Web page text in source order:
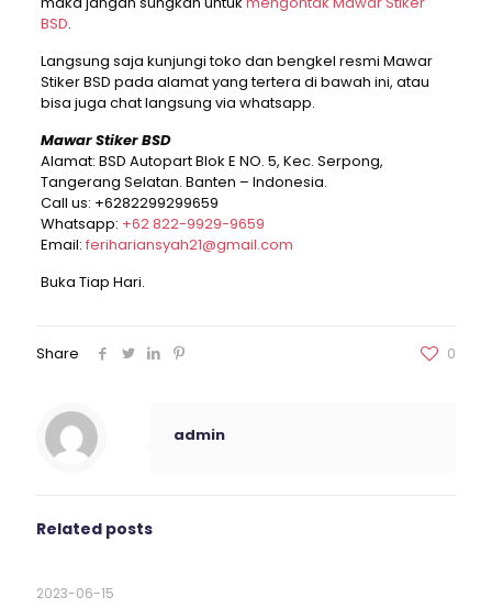
BSD.
Langsung saja kunjungi toko dan bengkel resmi Mawar
Stiker BSD pada alamat yang tertera di bawah ini, atau
bisa juga chat langsung via whatsapp.
Mawar Stiker BSD
Alamat: BSD Autopart Blok E NO. 5, Kec. Serpong,
Tangerang Selatan. Banten – Indonesia.
Call us: +6282299299659
Whatsapp: +62 822-9929-9659
Email: ferihariansyah21@gmail.com
Buka Tiap Hari.
Share 0
admin
Related posts
2023-06-15